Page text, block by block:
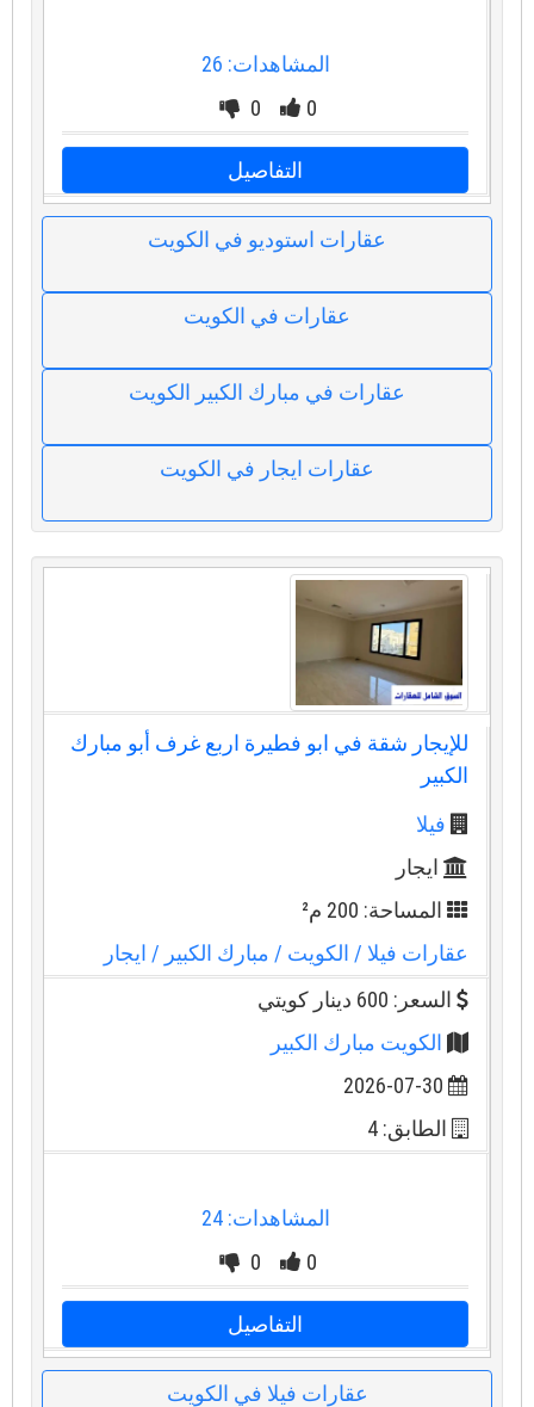
المشاهدات: 26
0
0
التفاصيل
عقارات استوديو في الكويت
عقارات في الكويت
عقارات في مبارك الكبير الكويت
عقارات ايجار في الكويت
للإيجار شقة في ابو فطيرة اربع غرف أبو مبارك
الكبير
فيلا
ايجار
المساحة: 200 م²
عقارات فيلا/ الكويت/ مبارك الكبير / ايجار
السعر: 600 دينار كويتي
الكويت مبارك الكبير
2026-07-30
الطابق: 4
المشاهدات: 24
0
0
التفاصيل
عقارات فيلا في الكويت